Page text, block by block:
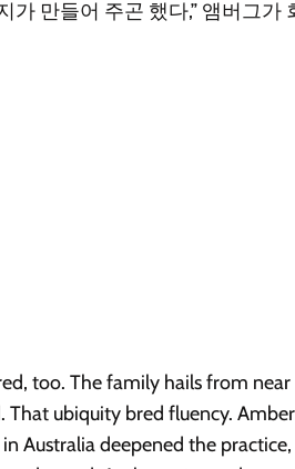
가 만들어 주곤 했다,” 앰버그가
too. The family hails from
That ubiquity bred fluency.
Australia deepened the